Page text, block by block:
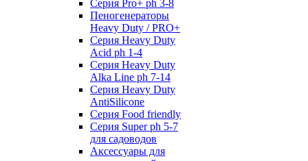
Серия Pro+ ph 3-8
Пеногенераторы
Heavy Duty / PRO+
Серия Heavy Duty
Acid ph 1-4
Серия Heavy Duty
Alka Line ph 7-14
Серия Heavy Duty
AntiSilicone
Серия Food friendly
Серия Super ph 5-7
для садоводов
Аксессуары для